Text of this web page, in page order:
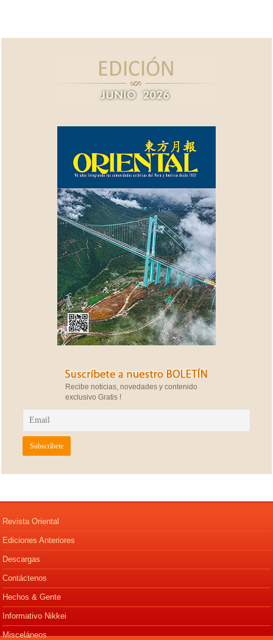
Recibe noticias, novedades y contenido
exclusivo Gratis !
Revista Oriental
Ediciones Anteriores
Descargas
Contáctenos
Hechos & Gente
Informativo Nikkei
Misceláneos